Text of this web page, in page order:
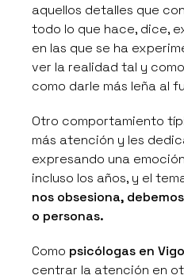
aquellos detalles que
todo lo que hace, dice,
en las que se ha
ver la realidad tal y
como darle más leña al
Otro comportamiento
más atención y les
expresando una
incluso los años, y el
nos obsesiona,
o personas.
Como psicólogas en Vigo
centrar la atención en